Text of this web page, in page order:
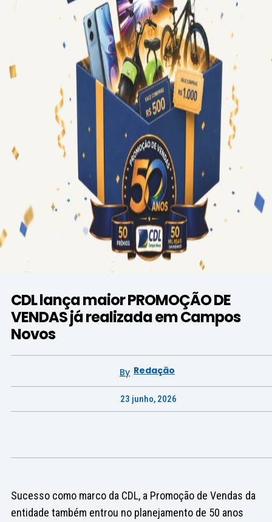
CDL lança maior PROMOÇÃO DE
VENDAS já realizada em Campos
Novos
By Redação
23 junho, 2026
Sucesso como marco da CDL, a Promoção de Vendas da
entidade também entrou no planejamento de 50 anos